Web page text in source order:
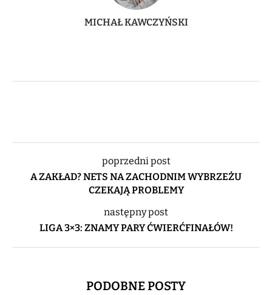
MICHAŁ KAWCZYŃSKI
poprzedni post
A ZAKŁAD? NETS NA ZACHODNIM WYBRZEŻU
CZEKAJĄ PROBLEMY
następny post
LIGA 3×3: ZNAMY PARY ĆWIERĆFINAŁÓW!
PODOBNE POSTY